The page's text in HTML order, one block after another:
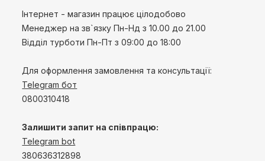
Інтернет - магазин працює цілодобово
Менеджер на зв`язкуПн-Нд з 10.00 до 21.00
Відділ турботи Пн-Пт з 09:00 до 18:00
Для оформлення замовлення та консультації:
Telegram бот
0800310418
Залишити запит на співпрацю:
Telegram bot
380636312898